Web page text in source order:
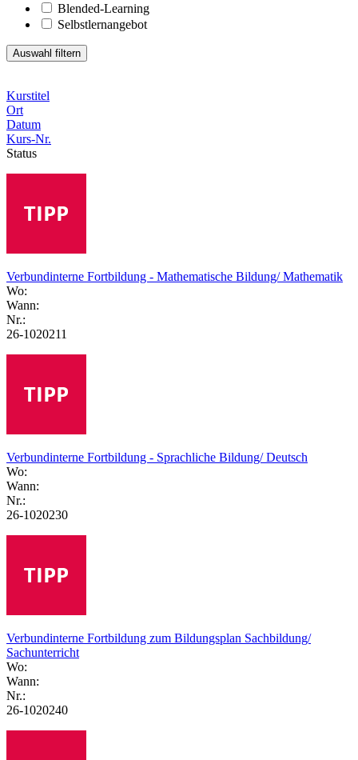
Blended-Learning
Selbstlernangebot
Kurstitel
Ort
Datum
Kurs-Nr.
Status
Verbundinterne Fortbildung - Mathematische Bildung/ Mathematik
Wo:
Wann:
Nr.:
26-1020211
Verbundinterne Fortbildung - Sprachliche Bildung/ Deutsch
Wo:
Wann:
Nr.:
26-1020230
Verbundinterne Fortbildung zum Bildungsplan Sachbildung/
Sachunterricht
Wo:
Wann:
Nr.:
26-1020240